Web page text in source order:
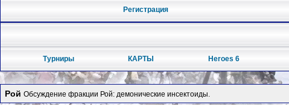
Регистрация
Турниры КАРТЫ Heroes 6
Рой Обсуждение фракции Рой: демонические инсектоиды.